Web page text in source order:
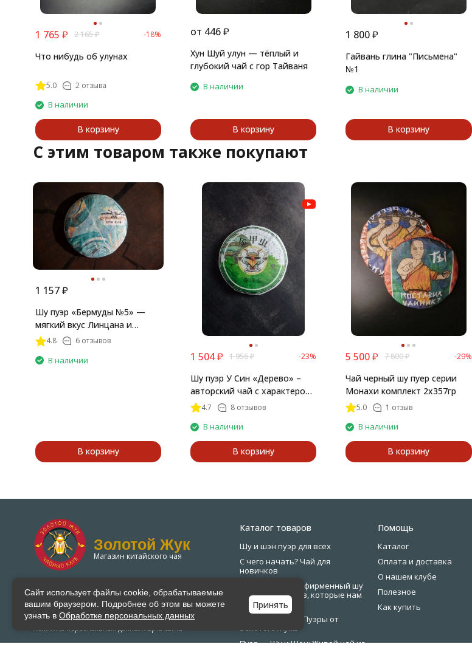
Что нибудь об улунах
5.0 2 отзыва
1 765 ₽ 2 165₽ -18%
В наличии
В корзину
Хун Шуй улун — тёплый и
глубокий чай с гор Тайваня
от 446₽
В наличии
В корзину
Гайвань глина "Письмена"
№1
1 800₽
В наличии
В корзину
C этим товаром также покупают
Шу пуэр «Бермуды №5» —
мягкий вкус Линцана и
Золотые Лезвия
4.8 6 отзывов
1 157 ₽
В наличии
В корзину
Шу пуэр У Син «Дерево» –
авторский чай с характером
леса
4.7 8 отзывов
1 504₽ 1 956₽ -23%
В наличии
В корзину
Чай черный шу пуер серии
Монахи комплект 2х357гр
5.0 1 отзыв
5 500₽ 7 800₽ -29%
В наличии
В корзину
Золотой Жук
Магазин китайского чая
чая
Каталог товаров
Шу и шэн пуэр для всех
С чего начать? Чай для
новичков
Чай и музыка — фирменный шу
пуэр от артистов, которые нам
близки
Фирменные Шу Пуэры от
Золотого Жука
Пуэр — Шу и Шен: Живой чай из
Помощь
Каталог
Оплата и доставка
О нашем клубе
Полезное
Как купить
Сайт использует файлы cookie, обрабатываемые
вашим браузером. Подробнее об этом вы можете
узнать в Обработке персональных данных
Принять